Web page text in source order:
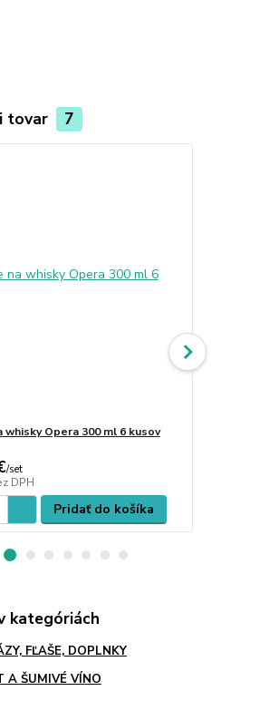
tovar 7
whisky Opera 300 ml 6 kusov
/set
DPH
Pridať do košíka
kategóriách
FĽAŠE, DOPLNKY
A ŠUMIVÉ VÍNO